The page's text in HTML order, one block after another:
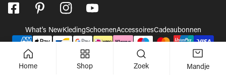
© 2026, Powered by Shopify
What's NewKledingSchoenenAccessoiresCadeaubonnen
Betaalmethodes
Home Shop Zoek Mandje